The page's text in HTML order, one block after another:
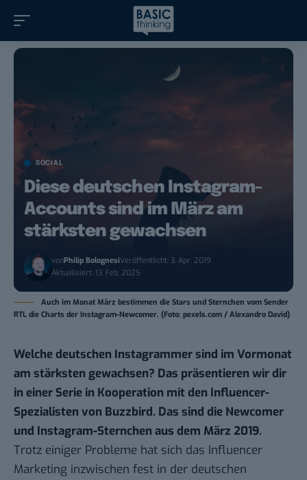
SOCIAL
Diese deutschen Instagram-
Accounts sind im März am
stärksten gewachsen
vonPhilip BolognesiVeröffentlicht: 3. Apr. 2019
Aktualisiert: 13. Feb. 2025
Auch im Monat März bestimmen die Stars und Sternchen vom Sender
RTL die Charts der Instagram-Newcomer. (Foto: pexels.com / Alexandro David)
Welche deutschen Instagrammer sind im Vormonat
am stärksten gewachsen? Das präsentieren wir dir
in einer Serie in Kooperation mit den Influencer-
Spezialisten von Buzzbird. Das sind die Newcomer
und Instagram-Sternchen aus dem März 2019.
Trotz einiger Probleme hat sich das Influencer
Marketing inzwischen fest in der deutschen